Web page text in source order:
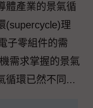
體產業的景氣循
(supercycle)理
子零組件的需
需求掌握的景氣
循環已然不同...